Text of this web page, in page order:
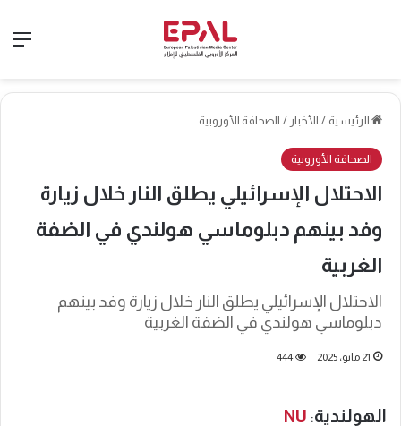
الرئيسية / الأخبار / الصحافة الأوروبية
الصحافة الأوروبية
الاحتلال الإسرائيلي يطلق النار خلال زيارة
وفد بينهم دبلوماسي هولندي في الضفة
الغربية
الاحتلال الإسرائيلي يطلق النار خلال زيارة وفد بينهم
دبلوماسي هولندي في الضفة الغربية
21 مايو، 2025 444
الهولندية:
NU